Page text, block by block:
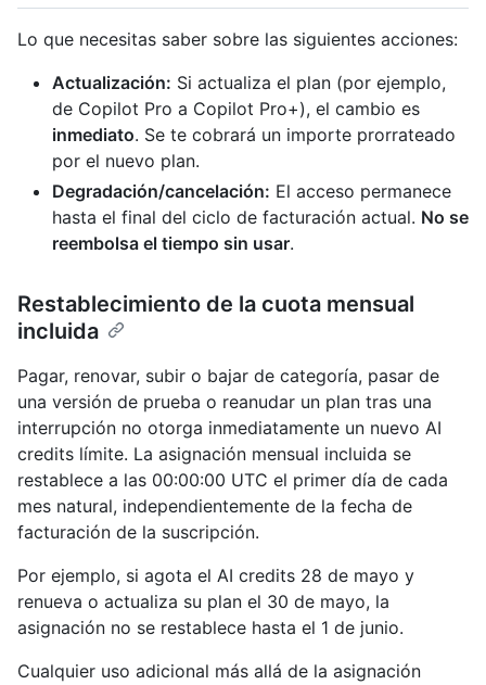
Lo que necesitas saber sobre las siguientes acciones:
Actualización: Si actualiza el plan (por ejemplo,
de Copilot Pro a Copilot Pro+), el cambio es
inmediato. Se te cobrará un importe prorrateado
por el nuevo plan.
Degradación/cancelación: El acceso permanece
hasta el final del ciclo de facturación actual. No se
reembolsa el tiempo sin usar.
Restablecimiento de la cuota mensual
incluida
Pagar, renovar, subir o bajar de categoría, pasar de
una versión de prueba o reanudar un plan tras una
interrupción no otorga inmediatamente un nuevo AI
credits límite. La asignación mensual incluida se
restablece a las 00:00:00 UTC el primer día de cada
mes natural, independientemente de la fecha de
facturación de la suscripción.
Por ejemplo, si agota el AI credits 28 de mayo y
renueva o actualiza su plan el 30 de mayo, la
asignación no se restablece hasta el 1 de junio.
Cualquier uso adicional más allá de la asignación